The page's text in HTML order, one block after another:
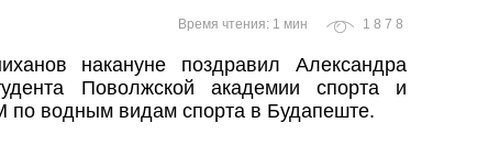
Время чтения: 1 мин 1878
накануне поздравил Александра
Поволжской академии спорта и
по водным видам спорта в Будапеште.